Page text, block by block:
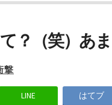
？（笑）あ
撃
LINE はてブ